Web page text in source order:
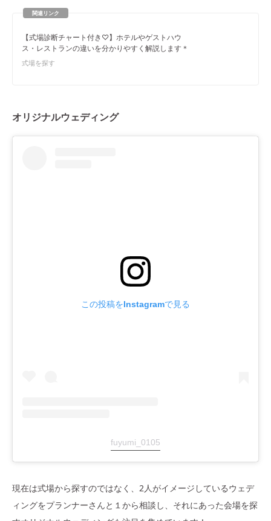
【式場診断チャート付き♡】ホテルやゲストハウ
ス・レストランの違いを分かりやすく解説します＊
式場を探す
オリジナルウェディング
この投稿をInstagramで見る
fuyumi_0105
現在は式場から探すのではなく、2人がイメージしているウェデ
ィングをプランナーさんと１から相談し、それにあった会場を探